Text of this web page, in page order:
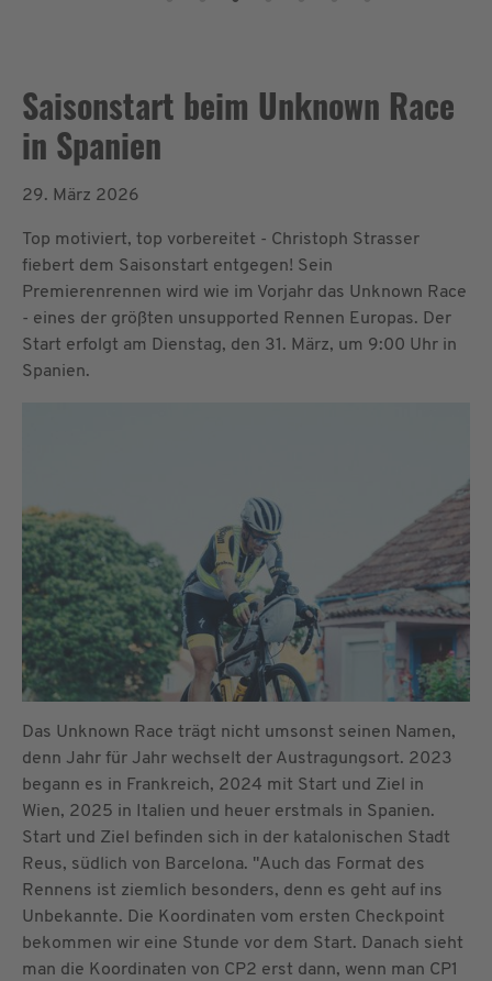
Saisonstart beim Unknown Race
in Spanien
29. März 2026
Top motiviert, top vorbereitet - Christoph Strasser
fiebert dem Saisonstart entgegen! Sein
Premierenrennen wird wie im Vorjahr das Unknown Race
- eines der größten unsupported Rennen Europas. Der
Start erfolgt am Dienstag, den 31. März, um 9:00 Uhr in
Spanien.
Das Unknown Race trägt nicht umsonst seinen Namen,
denn Jahr für Jahr wechselt der Austragungsort. 2023
begann es in Frankreich, 2024 mit Start und Ziel in
Wien, 2025 in Italien und heuer erstmals in Spanien.
Start und Ziel befinden sich in der katalonischen Stadt
Reus, südlich von Barcelona. "Auch das Format des
Rennens ist ziemlich besonders, denn es geht auf ins
Unbekannte. Die Koordinaten vom ersten Checkpoint
bekommen wir eine Stunde vor dem Start. Danach sieht
man die Koordinaten von CP2 erst dann, wenn man CP1